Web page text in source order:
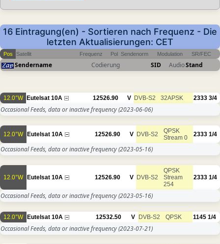
16 Eintragung(en) - Sortieren nach Frequenz - Die
letzten Aktualisierungen: CET
Pos Satellit Frequenz Pol Sendenorm Modulation SR/FEC
Sendername Codierung SID AudioStand
12.0°W Eutelsat 10A 12526.90 V DVB-S2 32APSK 2333 3/4
Occasional Feeds, data or inactive frequency(2023-06-06)
12.0°W Eutelsat 10A 12526.90 V DVB-S2
QPSK
Stream 0
2333 1/4
Occasional Feeds, data or inactive frequency(2023-05-16)
12.0°W Eutelsat 10A 12526.90 V DVB-S2
QPSK
Stream
254
2333 1/4
Occasional Feeds, data or inactive frequency(2023-05-16)
12.0°W Eutelsat 10A 12532.50 V DVB-S2 QPSK 1145 1/4
Occasional Feeds, data or inactive frequency(2023-07-21)